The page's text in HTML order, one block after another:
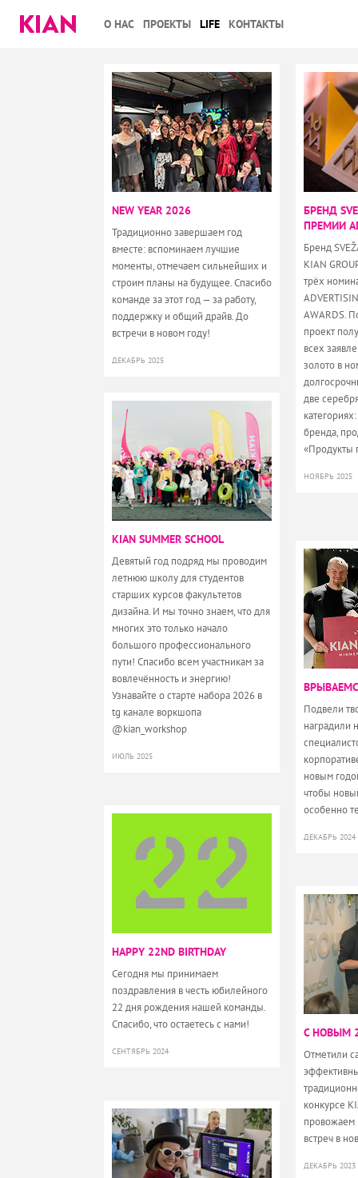
О НАС ПРОЕКТЫ LIFE КОНТАКТЫ
NEW YEAR 2026
Традиционно завершаем год
вместе: вспоминаем лучшие
моменты, отмечаем сильнейших и
строим планы на будущее. Спасибо
команде за этот год — за работу,
поддержку и общий драйв. До
встречи в новом году!
ДЕКАБРЬ 2025
БРЕНД
ПРЕМИИ
Бренд
KIAN
трёх
AWARDS.
проект
всех
золото в
две
бренда,
«Продукты
НОЯБРЬ 2025
KIAN SUMMER SCHOOL
Девятый год подряд мы проводим
летнюю школу для студентов
старших курсов факультетов
дизайна. И мы точно знаем, что для
многих это только начало
большого профессионального
пути! Спасибо всем участникам за
вовлечённость и энергию!
Узнавайте о старте набора 2026 в
tg канале воркшопа
@kian_workshop
ИЮЛЬ 2025
Подвели
наградили
новым
чтобы
особенно
ДЕКАБРЬ 2024
HAPPY 22ND BIRTHDAY
Сегодня мы принимаем
поздравления в честь юбилейного
22 дня рождения нашей команды.
Спасибо, что остаетесь с нами!
СЕНТЯБРЬ 2024
С НОВЫМ
Отметили
конкурсе
провожаем
встреч в
ДЕКАБРЬ 2023